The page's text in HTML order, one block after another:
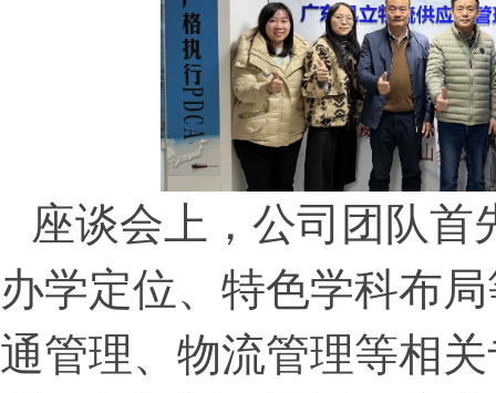
座谈会上，公司团队首
办学定位、特色学科布
通管理、物流管理等相